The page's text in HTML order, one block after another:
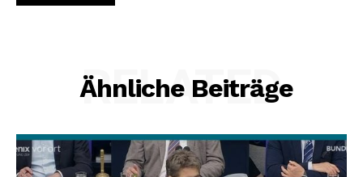
Ähnliche Beiträge
RELATED